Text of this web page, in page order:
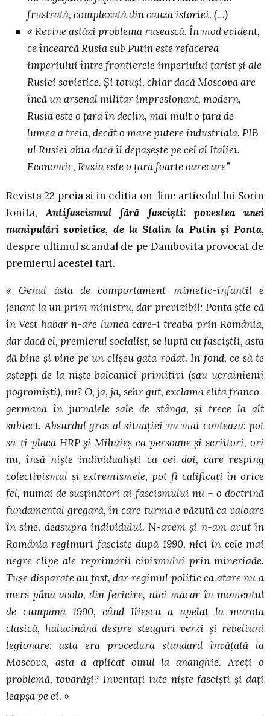
frustrată, complexată din cauza istoriei. (…)
« Revine astăzi problema rusească. În mod evident,
ce încearcă Rusia sub Putin este refacerea
imperiului între frontierele imperiului țarist și ale
Rusiei sovietice. Și totuși, chiar dacă Moscova are
încă un arsenal militar impresionant, modern,
Rusia este o țară în declin, mai mult o țară de
lumea a treia, decât o mare putere industrială. PIB-
ul Rusiei abia dacă îl depășește pe cel al Italiei.
Economic, Rusia este o țară foarte oarecare”
Revista 22 preia si in editia on-line articolul lui Sorin
Ionita,Antifascismul fără fascişti: povestea unei
manipulări sovietice, de la Stalin la Putin şi Ponta,
despre ultimul scandal de pe Dambovita provocat de
premierul acestei tari.
« Genul ăsta de comportament mimetic-infantil e
jenant la un prim ministru, dar previzibil: Ponta ştie că
în Vest habar n-are lumea care-i treaba prin România,
dar dacă el, premierul socialist, se luptă cu fasciştii, asta
dă bine şi vine pe un clişeu gata rodat. In fond, ce să te
aştepţi de la nişte balcanici primitivi (sau ucrainienii
pogromişti), nu? O, ja, ja, sehr gut, exclamă elita franco-
germană în jurnalele sale de stânga, şi trece la alt
subiect. Absurdul gros al situaţiei nu mai contează: pot
să-ţi placă HRP şi Mihăieş ca persoane şi scriitori, ori
nu, însă nişte individualişti ca cei doi, care resping
colectivismul şi extremismele, pot fi calificaţi în orice
fel, numai de susţinători ai fascismului nu – o doctrină
fundamental gregară, în care turma e văzută ca valoare
în sine, deasupra individului. N-avem şi n-am avut în
România regimuri fasciste după 1990, nici în cele mai
negre clipe ale reprimării civismului prin mineriade.
Tuşe disparate au fost, dar regimul politic ca atare nu a
mers până acolo, din fericire, nici măcar în momentul
de cumpănă 1990, când Iliescu a apelat la marota
clasică, halucinând despre steaguri verzi şi rebeliuni
legionare: asta era procedura standard învăţată la
Moscova, asta a aplicat omul la ananghie. Aveţi o
problemă, tovarăşi? Inventaţi iute nişte fascişti şi daţi
leapşa pe ei. »